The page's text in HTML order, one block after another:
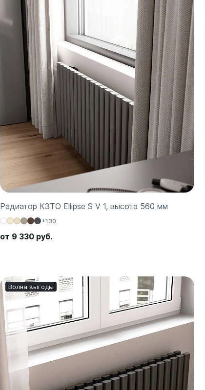
Радиатор КЗТО Ellipse S V 1, высота 560 мм
+130
от 9 330 руб.
Волна выгоды